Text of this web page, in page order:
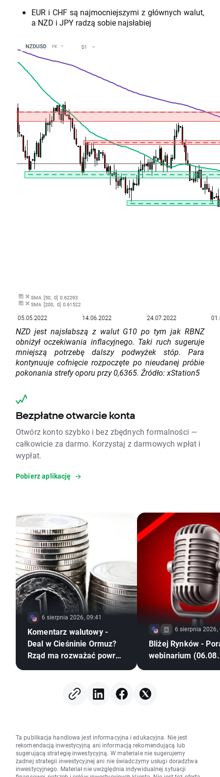
EUR i CHF są najmocniejszymi z głównych walut,
a NZD i JPY radzą sobie najsłabiej
NZD jest najsłabszą z walut G10 po tym jak RBNZ
obniżył oczekiwania inflacyjnego. Taki ruch sugeruje
mniejszą potrzebę dalszy podwyżek stóp. Para
kontynuuje cofnięcie rozpoczęte po nieudanej próbie
pokonania strefy oporu przy 0,6365. Źródło: xStation5
Bezpłatne otwarcie konta
Otwórz konto szybko i bez zbędnych formalności —
całkowicie za darmo. Korzystaj z darmowych wpłat i
wypłat.
Pobierz aplikację
6 sierpnia 2026, 09:41
Komentarz walutowy -
Deal w Cieśninie Ormuz?
Rząd ma rozważać powrót
6 sierpnia 2026,
Bliżej Rynków -
webinarium
Ta publikacja handlowa jest informacyjna i edukacyjna. Nie jest
rekomendacją inwestycyjną ani informacją rekomendującą lub
sugerującą strategię inwestycyjną. W materiale nie sugerujemy
żadnej strategii inwestycyjnej ani nie świadczymy usługi doradztwa
inwestycyjnego. Materiał nie uwzględnia indywidualnej sytuacji